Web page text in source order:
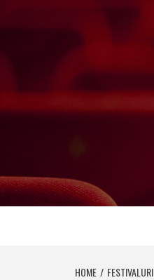
HOME FESTIVALURI